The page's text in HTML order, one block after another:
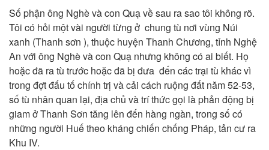
Số phận ông Nghè và con Quạ về sau ra sao tôi không rõ.
Tôi có hỏi một vài người từng ở chung tù nơi vùng Núi
xanh (Thanh sơn ), thuộc huyện Thanh Chương, tỉnh Nghệ
An với ông Nghè và con Quạ nhưng không có ai biết. Họ
hoặc đã ra tù trước hoặc đã bị đưa đến các trại tù khác vì
trong đợt đấu tố chính trị và cải cách ruộng đất năm 52-53,
số tù nhân quan lại, địa chủ và trí thức gọi là phản động bị
giam ở Thanh Sơn tăng lên đến hàng ngàn, trong số có
những người Huế theo kháng chiến chống Pháp, tản cư ra
Khu IV.